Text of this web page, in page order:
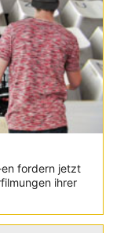
fordern jetzt
ihrer